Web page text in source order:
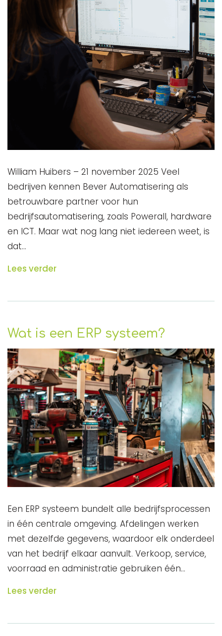
William Huibers – 21 november 2025 Veel
bedrijven kennen Bever Automatisering als
betrouwbare partner voor hun
bedrijfsautomatisering, zoals Powerall, hardware
en ICT. Maar wat nog lang niet iedereen weet, is
dat…
Lees verder
Wat is een ERP systeem?
Een ERP systeem bundelt alle bedrijfsprocessen
in één centrale omgeving. Afdelingen werken
met dezelfde gegevens, waardoor elk onderdeel
van het bedrijf elkaar aanvult. Verkoop, service,
voorraad en administratie gebruiken één…
Lees verder